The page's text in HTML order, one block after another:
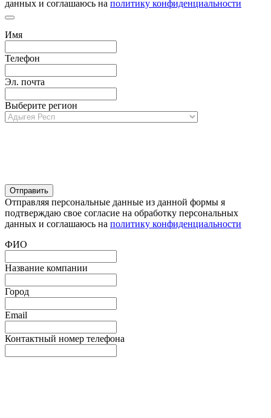
данных и соглашаюсь на политику конфиденциальности
Имя
Телефон
Эл. почта
Выберите регион
Отправляя персональные данные из данной формы я
подтверждаю свое согласие на обработку персональных
данных и соглашаюсь на политику конфиденциальности
ФИО
Название компании
Город
Email
Контактный номер телефона